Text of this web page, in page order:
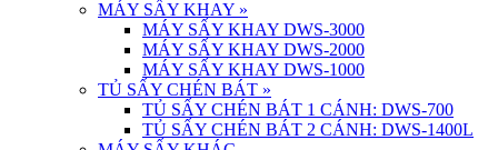
MÁY SẤY KHAY »
MÁY SẤY KHAY DWS-3000
MÁY SẤY KHAY DWS-2000
MÁY SẤY KHAY DWS-1000
TỦ SẤY CHÉN BÁT »
TỦ SẤY CHÉN BÁT 1 CÁNH: DWS-700
TỦ SẤY CHÉN BÁT 2 CÁNH: DWS-1400L